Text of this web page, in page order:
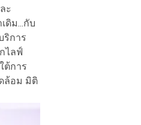
ะ
ดิม...กับ
ริการ
ไลฟ์
ต้การ
ล้อม มิติ